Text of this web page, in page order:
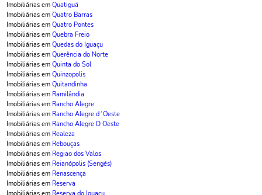
Imobiliárias em Quatiguá
Imobiliárias em Quatro Barras
Imobiliárias em Quatro Pontes
Imobiliárias em Quebra Freio
Imobiliárias em Quedas do Iguaçu
Imobiliárias em Querência do Norte
Imobiliárias em Quinta do Sol
Imobiliárias em Quinzopolis
Imobiliárias em Quitandinha
Imobiliárias em Ramilândia
Imobiliárias em Rancho Alegre
Imobiliárias em Rancho Alegre d´Oeste
Imobiliárias em Rancho Alegre D Oeste
Imobiliárias em Realeza
Imobiliárias em Rebouças
Imobiliárias em Regiao dos Valos
Imobiliárias em Reianópolis (Sengés)
Imobiliárias em Renascença
Imobiliárias em Reserva